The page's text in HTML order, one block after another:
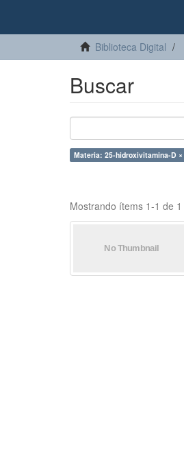
Biblioteca Digital
Buscar
Materia: 25-hidroxivitamina-D ×
Mostrando ítems 1-1 de 1